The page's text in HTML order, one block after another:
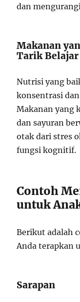
dan
Makanan
Tarik Belajar
Nutrisi yang
konsentrasi
Makanan yang
dan sayuran
otak dari stres
fungsi kognitif.
Contoh
untuk
Berikut adalah
Anda terapkan
Sarapan